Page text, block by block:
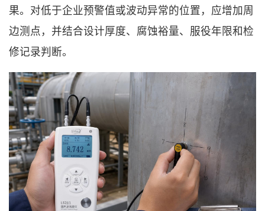
果。对低于企业预警值或波动异常的位置，应增加周
边测点，并结合设计厚度、腐蚀裕量、服役年限和检
修记录判断。